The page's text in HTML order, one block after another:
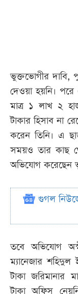
ভুক্তভোগীর
দেওয়া হয়নি। পরে
মাত্র ১ লাখ ২
টাকার হিসাব না
করেন তিনি। এ
সময়ও তার কাছ
অভিযোগ করেছেন
গুগল
তবে অভিযোগ
ম্যানেজার
টাকা জরিমানার
টাকা অফিস